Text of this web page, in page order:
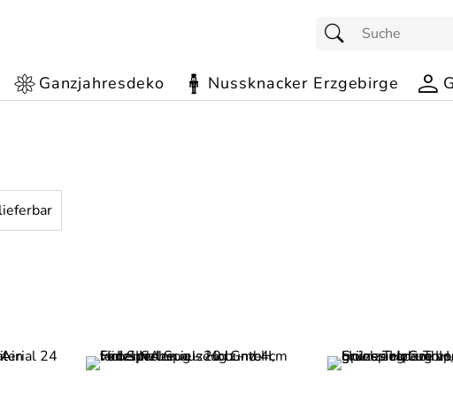
Ganzjahresdeko Nussknacker Erzgebirge